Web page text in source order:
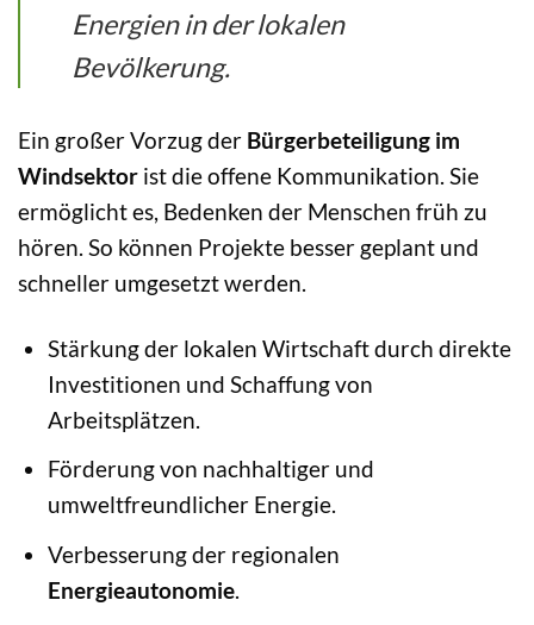
Energien in der lokalen
Bevölkerung.
Ein großer Vorzug der Bürgerbeteiligung im
Windsektor ist die offene Kommunikation. Sie
ermöglicht es, Bedenken der Menschen früh zu
hören. So können Projekte besser geplant und
schneller umgesetzt werden.
Stärkung der lokalen Wirtschaft durch direkte
Investitionen und Schaffung von
Arbeitsplätzen.
Förderung von nachhaltiger und
umweltfreundlicher Energie.
Verbesserung der regionalen
Energieautonomie.